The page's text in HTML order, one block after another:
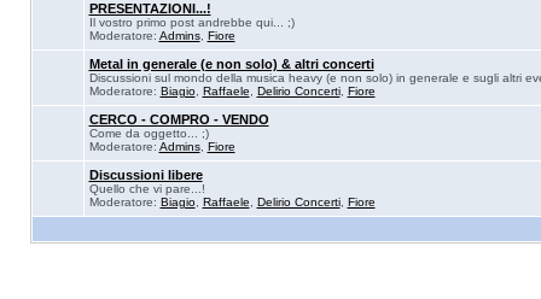
PRESENTAZIONI...!
Il vostro primo post andrebbe qui... ;)
Moderatore: Admins, Fiore
Metal in generale (e non solo) & altri concerti
Discussioni sul mondo della musica heavy (e non solo) in generale e sugli altri
Moderatore: Biagio, Raffaele Delirio Concerti, Fiore
CERCO - COMPRO - VENDO
Come da oggetto... ;)
Moderatore: Admins, Fiore
Discussioni libere
Quello che vi pare...!
Moderatore: Biagio, Raffaele Delirio Concerti, Fiore